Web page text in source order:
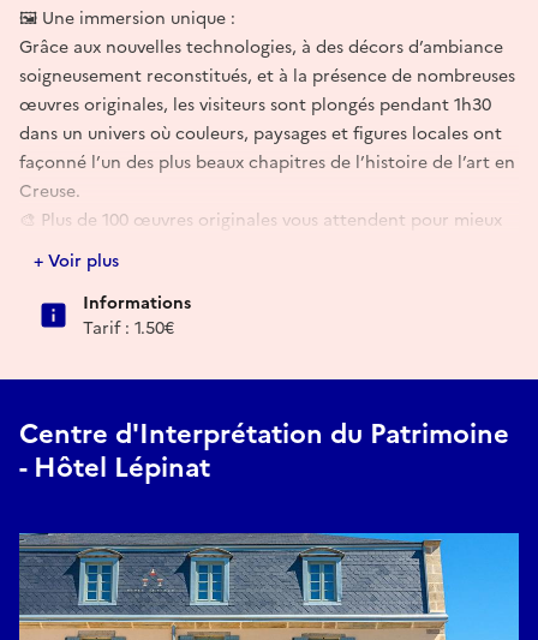
🖼️ Une immersion unique :
Grâce aux nouvelles technologies, à des décors d’ambiance
soigneusement reconstitués, et à la présence de nombreuses
œuvres originales, les visiteurs sont plongés pendant 1h30
dans un univers où couleurs, paysages et figures locales ont
façonné l’un des plus beaux chapitres de l’histoire de l’art en
Creuse.
🎨 Plus de 100 œuvres originales vous attendent pour mieux
comprendre et ressentir l’esprit de l’École de Crozant.
+ Voir plus
Informations
Tarif : 1.50€
Centre d'Interprétation du Patrimoine
- Hôtel Lépinat